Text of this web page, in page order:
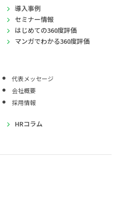
導入事例
セミナー情報
はじめての360度評価
マンガでわかる360度評価
代表メッセージ
会社概要
採用情報
HRコラム